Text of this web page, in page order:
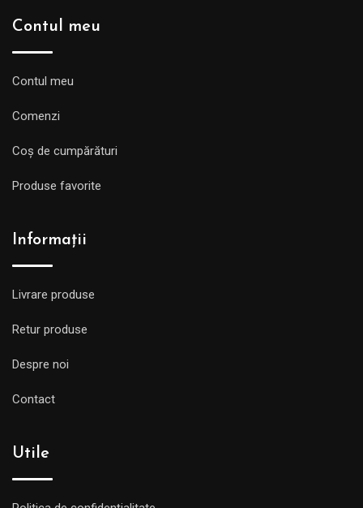
Contul meu
Contul meu
Comenzi
Coș de cumpărături
Produse favorite
Informații
Livrare produse
Retur produse
Despre noi
Contact
Utile